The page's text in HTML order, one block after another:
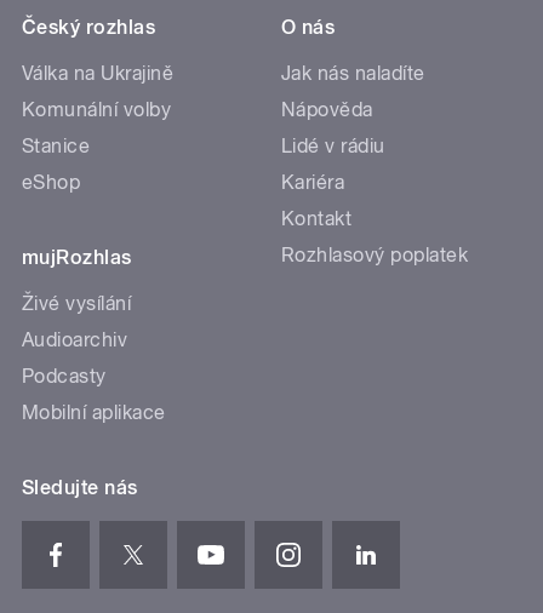
Český rozhlas
Válka na Ukrajině
Komunální volby
Stanice
eShop
mujRozhlas
Živé vysílání
Audioarchiv
Podcasty
Mobilní aplikace
O nás
Jak nás naladíte
Nápověda
Lidé v rádiu
Kariéra
Kontakt
Rozhlasový poplatek
Sledujte nás